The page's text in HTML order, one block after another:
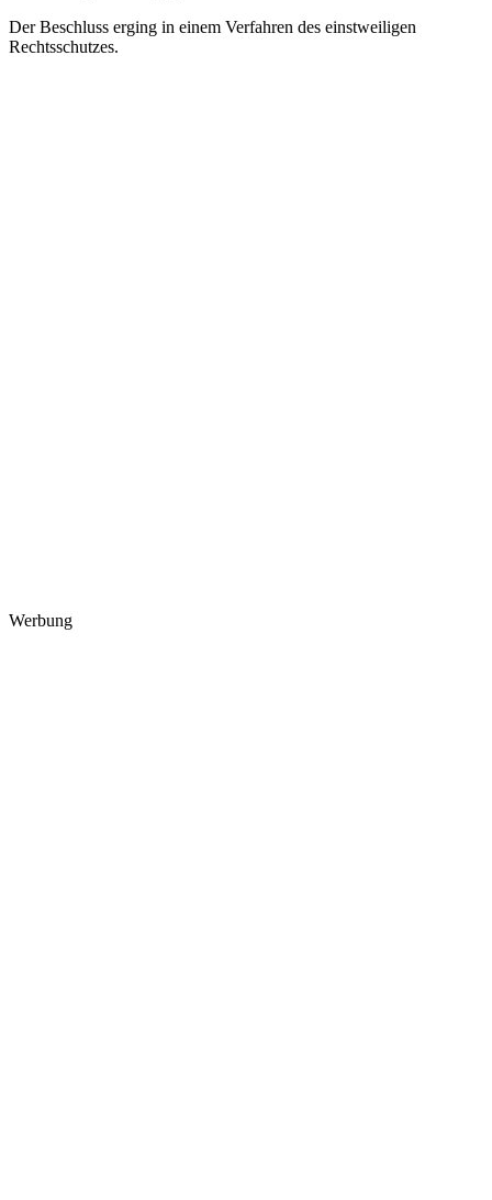
Der Beschluss erging in einem Verfahren des einstweiligen
Rechtsschutzes.
Werbung